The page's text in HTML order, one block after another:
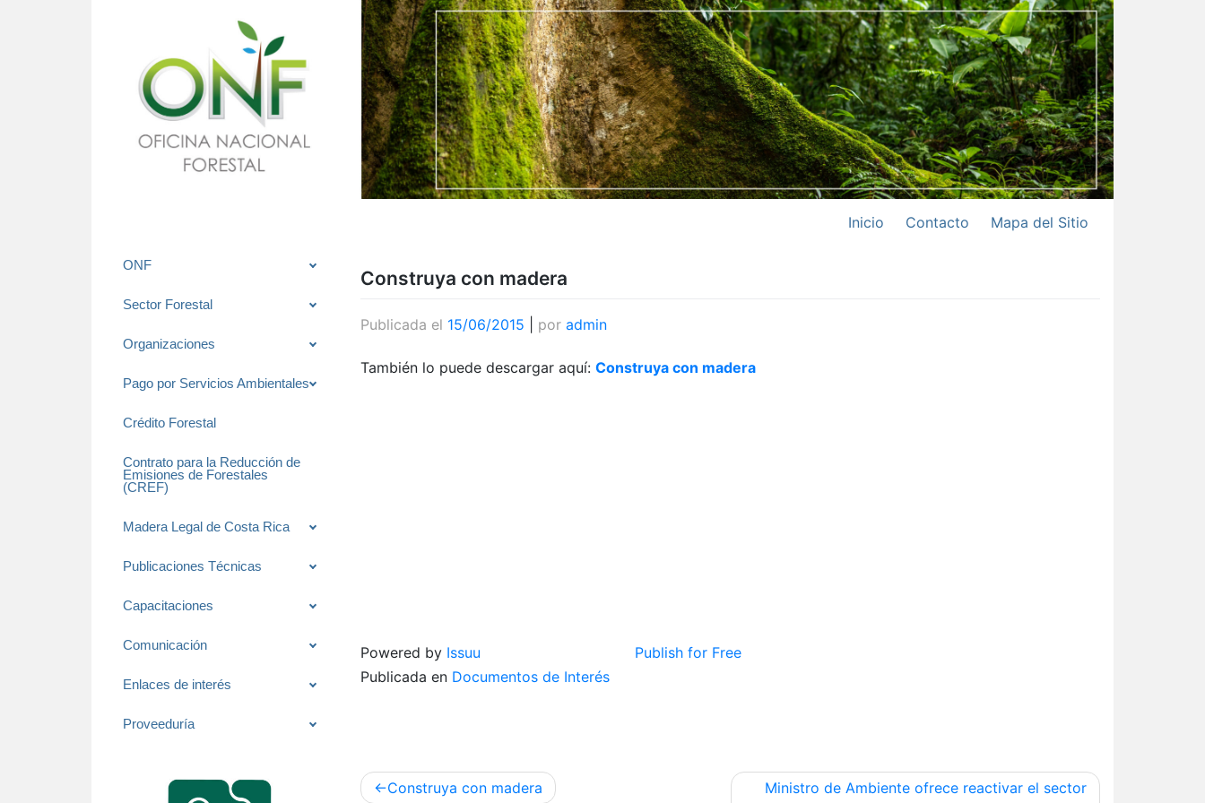
Inicio Contacto
Mapa del Sitio
ONF
Sector Forestal
Organizaciones
Pago por Servicios Ambientales
Crédito Forestal
Contrato para la Reducción de
Emisiones de Forestales
(CREF)
Madera Legal de Costa Rica
Publicaciones Técnicas
Capacitaciones
Comunicación
Enlaces de interés
Proveeduría
Construya con madera
Publicada el 15/06/2015 por admin
También lo puede descargar aquí: Construya con madera
Powered by Issuu
Publish for Free
Publicada en Documentos de Interés
Navegación
Construya con madera
Ministro de Ambiente ofrece reactivar el sector